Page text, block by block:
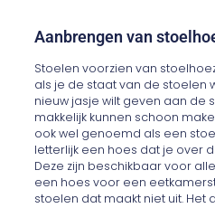
Aanbrengen van
Stoelen voorzien van
als je de staat van de stoelen
nieuw jasje wilt geven aan de
makkelijk kunnen schoon
ook wel genoemd als een
letterlijk een hoes dat je over
Deze zijn beschikbaar voor
een hoes voor een
stoelen dat maakt niet uit.